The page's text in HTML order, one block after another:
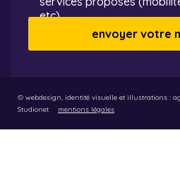
etc)
© webdesign, identité visuelle et illustrations :
Studionet
mentions légales